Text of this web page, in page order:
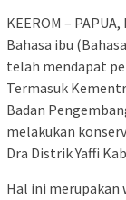
KEEROM –
Bahasa ibu
telah mendapat
Termasuk
Badan
melakukan
Dra Distrik Yaffi
Hal ini merupakan